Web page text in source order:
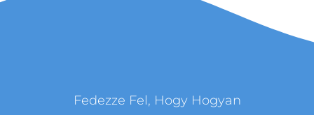
Fedezze Fel, Hogy Hogyan